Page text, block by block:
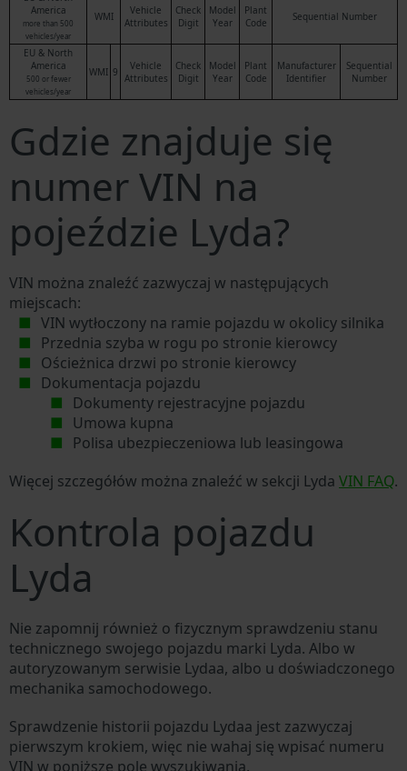
America
more than 500
vehicles/year
WMI
Vehicle
Attributes
Check
Digit
Model
Year
Plant
Code
Sequential Number
EU & North
America
500 or fewer
vehicles/year
WMI 9
Vehicle
Attributes
Check
Digit
Model
Year
Plant
Code
Manufacturer
Identifier
Sequential
Number
Gdzie znajduje się
numer VIN na
pojeździe Lyda?
VIN można znaleźć zazwyczaj w następujących
miejscach:
VIN wytłoczony na ramie pojazdu w okolicy silnika
Przednia szyba w rogu po stronie kierowcy
Ościeżnica drzwi po stronie kierowcy
Dokumentacja pojazdu
Dokumenty rejestracyjne pojazdu
Umowa kupna
Polisa ubezpieczeniowa lub leasingowa
Więcej szczegółów można znaleźć w sekcji Lyda VIN FAQ.
Kontrola pojazdu
Lyda
Nie zapomnij również o fizycznym sprawdzeniu stanu
technicznego swojego pojazdu marki Lyda. Albo w
autoryzowanym serwisie Lydaa, albo u doświadczonego
mechanika samochodowego.
Sprawdzenie historii pojazdu Lydaa jest zazwyczaj
pierwszym krokiem, więc nie wahaj się wpisać numeru
VIN w poniższe pole wyszukiwania.